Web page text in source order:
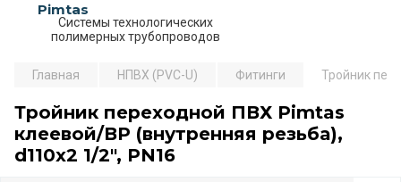
Pimtas
Системы технологических
полимерных трубопроводов
Главная НПВХ (PVC-U) Фитинги Тройник
Тройник переходной ПВХ Pimtas
клеевой/ВР (внутренняя резьба),
d110x2 1/2", PN16